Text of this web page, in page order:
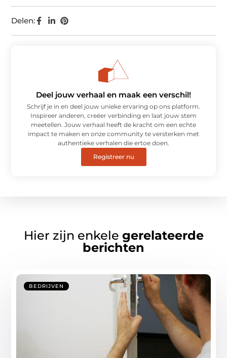
Delen:
Deel jouw verhaal en maak een verschil!
Schrijf je in en deel jouw unieke ervaring op ons platform.
Inspireer anderen, creëer verbinding en laat jouw stem
meetellen. Jouw verhaal heeft de kracht om een echte
impact te maken en onze community te versterken met
authentieke verhalen die ertoe doen.
Registreer nu
Hier zijn enkele gerelateerde
berichten
BEDRIJVEN